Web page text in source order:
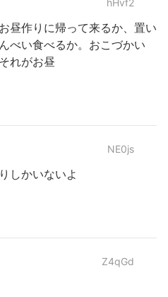
昼作りに帰って来るか、置い
べい食べるか。おこづかい
れがお昼
NE0js
しかいないよ
Z4qGd